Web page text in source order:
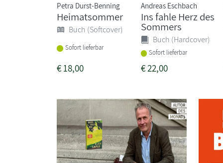
Petra Durst-Benning
Heimatsommer
Buch (Softcover)
Sofort lieferbar
€18,00
Andreas Eschbach
Ins fahle Herz des
Sommers
Buch (Hardcover)
Sofort lieferbar
€22,00